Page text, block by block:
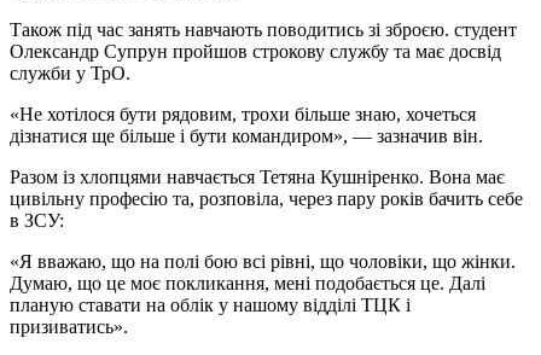
Також під час занять навчають поводитись зі зброєю. студент
Олександр Супрун пройшов строкову службу та має досвід
служби у ТрО.
«Не хотілося бути рядовим, трохи більше знаю, хочеться
дізнатися ще більше і бути командиром», — зазначив він.
Разом із хлопцями навчається Тетяна Кушніренко. Вона має
цивільну професію та, розповіла, через пару років бачить себе
в ЗСУ:
«Я вважаю, що на полі бою всі рівні, що чоловіки, що жінки.
Думаю, що це моє покликання, мені подобається це. Далі
планую ставати на облік у нашому відділі ТЦК і
призиватись».